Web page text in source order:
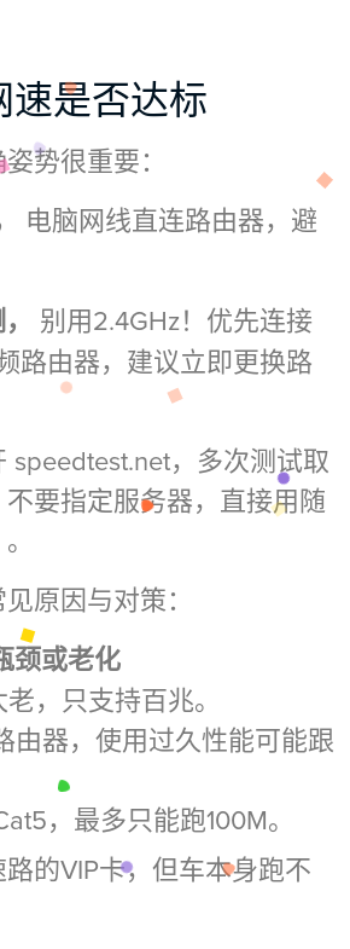
速是否达标
势很重要：
电脑网线直连路由器，避
别用2.4GHz！优先连接
路由器，建议立即更换路
speedtest.net，多次测试取
要指定服务器，直接用随
原因与对策：
颈或老化
，只支持百兆。
由器，使用过久性能可能跟
，最多只能跑100M。
的VIP卡，但车本身跑不